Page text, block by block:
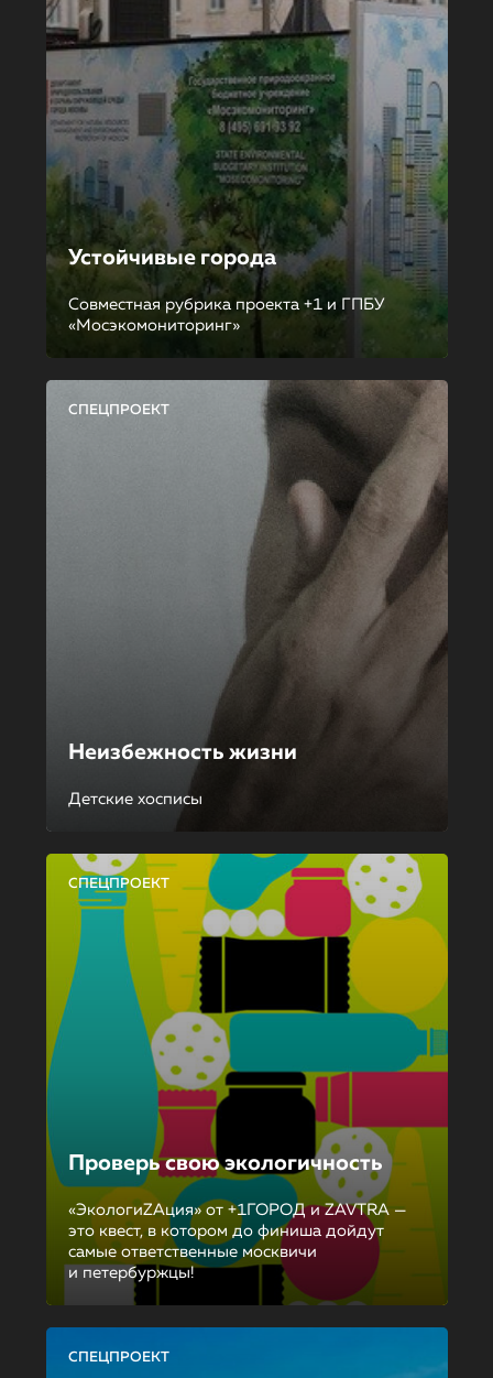
Устойчивые города
Совместная рубрика проекта +1 и ГПБУ
«Мосэкомониторинг»
СПЕЦПРОЕКТ
Неизбежность жизни
Детские хосписы
СПЕЦПРОЕКТ
Проверь свою экологичность
«ЭкологиZAция» от +1ГОРОД и ZAVTRA —
это квест, в котором до финиша дойдут
самые ответственные москвичи
и петербуржцы!
СПЕЦПРОЕКТ